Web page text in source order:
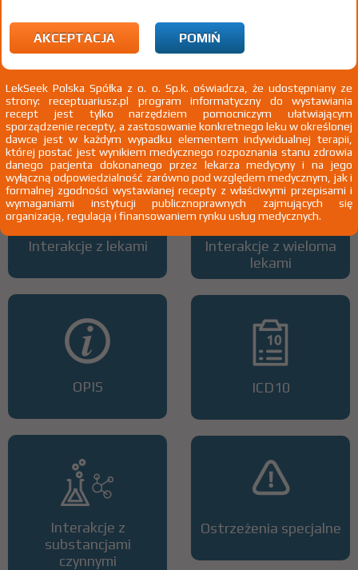
Wszystkie dawki leku
Interakcje z lekami
OPIS
Interakcje z
substancjami
czynnymi
ATC
Interakcje z wieloma
lekami
ICD10
Ostrzeżenia specjalne
AKCEPTACJA POMIŃ
LekSeek Polska Spółka z o. o. Sp.k. oświadcza, że udostępniany ze
strony: receptuariusz.pl program informatyczny do wystawiania
recept jest tylko narzędziem pomocniczym ułatwiającym
sporządzenie recepty, a zastosowanie konkretnego leku w określonej
dawce jest w każdym wypadku elementem indywidualnej terapii,
której postać jest wynikiem medycznego rozpoznania stanu zdrowia
danego pacjenta dokonanego przez lekarza medycyny i na jego
wyłączną odpowiedzialność zarówno pod względem medycznym, jak i
formalnej zgodności wystawianej recepty z właściwymi przepisami i
wymaganiami instytucji publicznoprawnych zajmujących się
organizacją, regulacją i finansowaniem rynku usług medycznych.